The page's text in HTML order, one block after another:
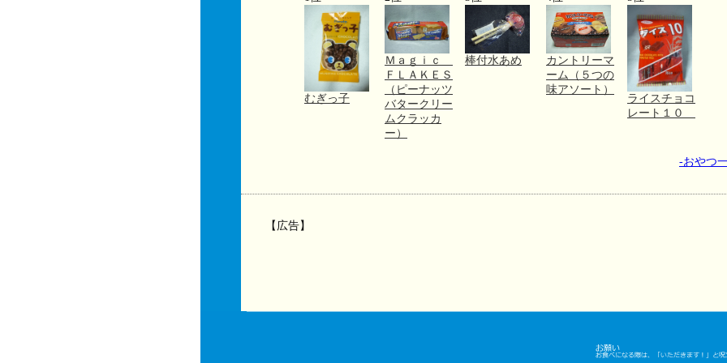
むぎっ子
Ｍａｇｉｃ
ＦＬＡＫＥＳ
（ピーナッツ
バタークリー
ムクラッカ
ー）
棒付水あめ
カントリーマ
ーム（５つの
味アソート）
ライスチョコ
レート１０
-おやつ
【広告】